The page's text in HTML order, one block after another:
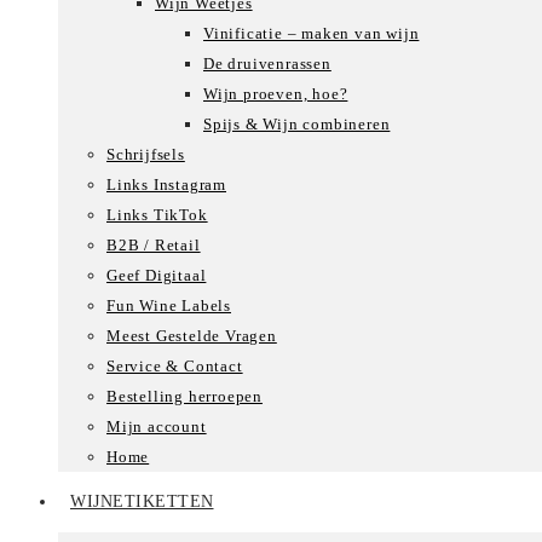
Vinificatie – maken van wijn
De druivenrassen
Wijn proeven, hoe?
Spijs & Wijn combineren
Schrijfsels
Links Instagram
Links TikTok
B2B / Retail
Geef Digitaal
Fun Wine Labels
Meest Gestelde Vragen
Service & Contact
Bestelling herroepen
Mijn account
Home
WIJNETIKETTEN